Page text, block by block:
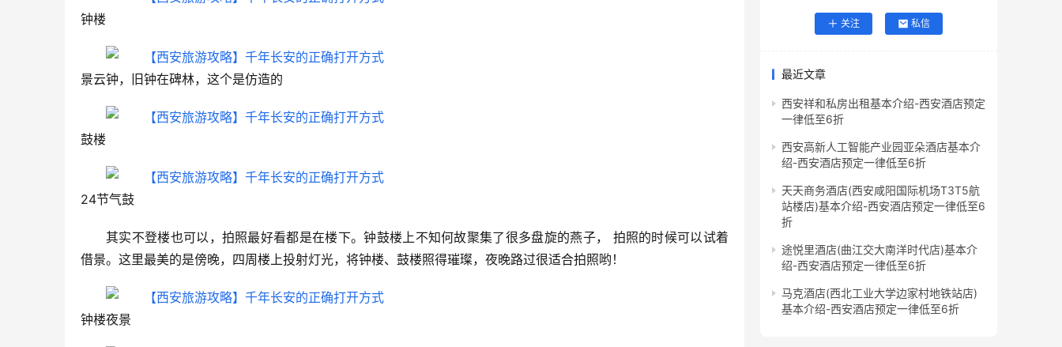
钟楼
景云钟，旧钟在碑林，这个是仿造的
鼓楼
24节气鼓
其实不登楼也可以，拍照最好看都是在楼下。钟鼓楼上不知何故聚集了很多盘旋的燕子， 拍照的时候可以试着
借景。这里最美的是傍晚，四周楼上投射灯光，将钟楼、鼓楼照得璀璨，夜晚路过很适合拍照哟！
钟楼夜景
关注 私信
最近文章
西安祥和私房出租基本介绍-西安酒店预定
一律低至6折
西安高新人工智能产业园亚朵酒店基本介
绍-西安酒店预定一律低至6折
天天商务酒店(西安咸阳国际机场T3T5航
站楼店)基本介绍-西安酒店预定一律低至6
折
途悦里酒店(曲江交大南洋时代店)基本介
绍-西安酒店预定一律低至6折
马克酒店(西北工业大学边家村地铁站店)
基本介绍-西安酒店预定一律低至6折